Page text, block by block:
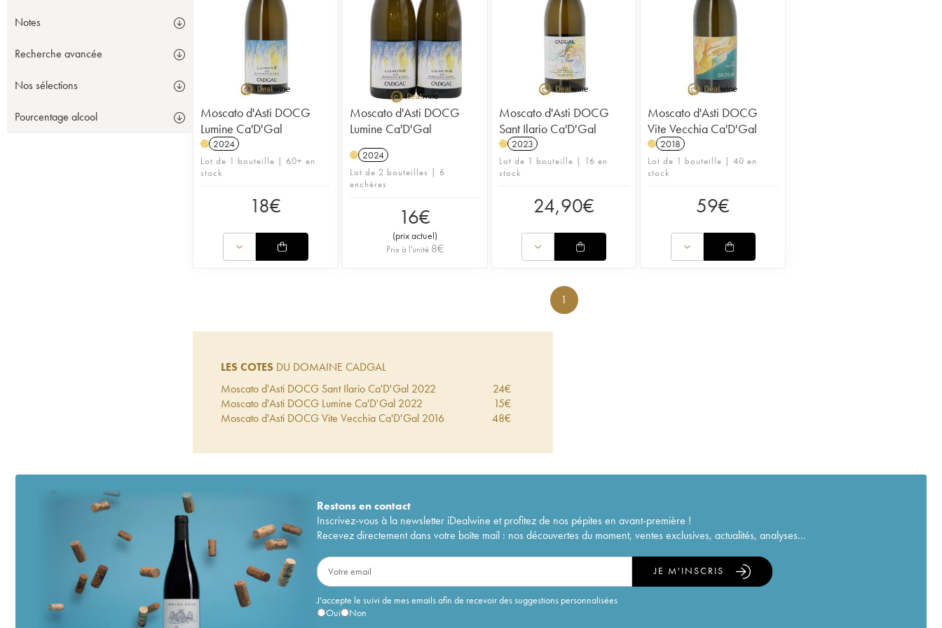
Notes
Recherche avancée
Nos sélections
Pourcentage alcool
Moscato d'Asti DOCG
Lumine Ca'D'Gal
H 2024
Lot de 1 bouteille | 60+ en
stock
18€
Moscato d'Asti DOCG
Lumine Ca'D'Gal
H 2024
Lot de 2 bouteilles | 6
enchères
16€
(prix actuel)
Prix à l'unité 8€
Moscato d'Asti DOCG
Sant Ilario Ca'D'Gal
H 2023
Lot de 1 bouteille | 16 en
stock
24,90€
Moscato d'Asti DOCG
Vite Vecchia Ca'D'Gal
H 2018
Lot de 1 bouteille | 40 en
stock
59€
1
LES COTES DU DOMAINE CADGAL
Moscato d'Asti DOCG Sant Ilario Ca'D'Gal 2022 24€
Moscato d'Asti DOCG Lumine Ca'D'Gal 2022 15€
Moscato d'Asti DOCG Vite Vecchia Ca'D'Gal 2016 48€
Restons encontact
Inscrivez-vous à la newsletter iDealwine et profitez de nos pépites en avant-première !
Recevez directement dans votre boîte mail : nos découvertes du moment, ventes exclusives, actualités, analyses...
J'accepte le suivi de mes emails afin de recevoir des suggestions personnalisées
Oui
Non
JE M'INSCRIS